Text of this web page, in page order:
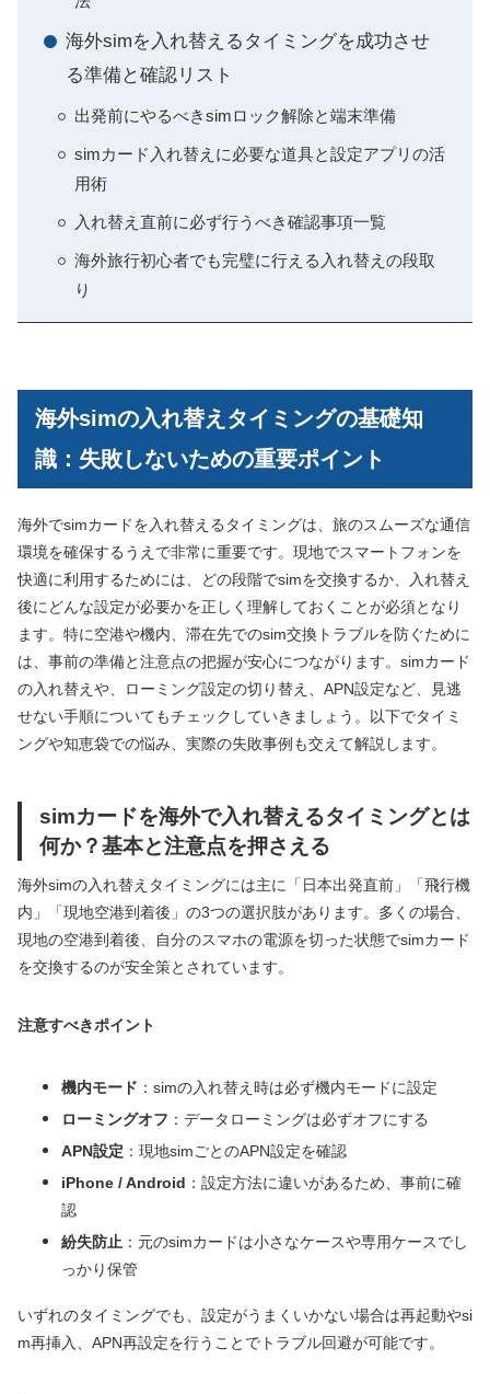
海外simを入れ替えるタイミングを成功させ
る準備と確認リスト
出発前にやるべきsimロック解除と端末準備
simカード入れ替えに必要な道具と設定アプリの活
用術
入れ替え直前に必ず行うべき確認事項一覧
海外旅行初心者でも完璧に行える入れ替えの段取
り
海外simの入れ替えタイミングの基礎知
識：失敗しないための重要ポイント
海外でsimカードを入れ替えるタイミングは、旅のスムーズな通信
環境を確保するうえで非常に重要です。現地でスマートフォンを
快適に利用するためには、どの段階でsimを交換するか、入れ替え
後にどんな設定が必要かを正しく理解しておくことが必須となり
ます。特に空港や機内、滞在先でのsim交換トラブルを防ぐために
は、事前の準備と注意点の把握が安心につながります。simカード
の入れ替えや、ローミング設定の切り替え、APN設定など、見逃
せない手順についてもチェックしていきましょう。以下でタイミ
ングや知恵袋での悩み、実際の失敗事例も交えて解説します。
simカードを海外で入れ替えるタイミングとは
何か？基本と注意点を押さえる
海外simの入れ替えタイミングには主に「日本出発直前」「飛行機
内」「現地空港到着後」の3つの選択肢があります。多くの場合、
現地の空港到着後、自分のスマホの電源を切った状態でsimカード
を交換するのが安全策とされています。
注意すべきポイント
機内モード ：simの入れ替え時は必ず機内モードに設定
ローミングオフ ：データローミングは必ずオフにする
APN設定 ：現地simごとのAPN設定を確認
iPhone / Android ：設定方法に違いがあるため、事前に確
認
紛失防止 ：元のsimカードは小さなケースや専用ケースでし
っかり保管
いずれのタイミングでも、設定がうまくいかない場合は再起動やsi
m再挿入、APN再設定を行うことでトラブル回避が可能です。